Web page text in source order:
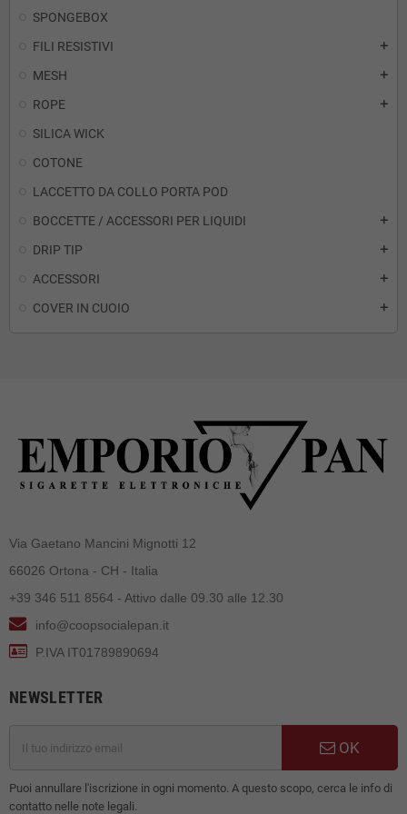
SPONGEBOX
FILI RESISTIVI
add
MESH add
ROPE add
SILICA WICK
COTONE
LACCETTO DA COLLO PORTA POD
BOCCETTE / ACCESSORI PER LIQUIDI
add
DRIP TIP add
ACCESSORI add
COVER IN CUOIO add
Via Gaetano Mancini Mignotti 12
66026 Ortona - CH - Italia
+39 346 511 8564 - Attivo dalle 09.30 alle 12.30
info@coopsocialepan.it
P.IVA IT01789890694
NEWSLETTER
OK
Puoi annullare l'iscrizione in ogni momento. A questo scopo, cerca le info di
contatto nelle note legali.